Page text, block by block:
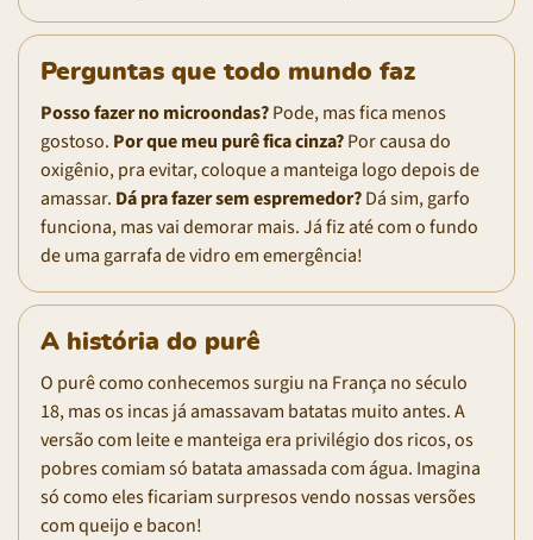
Perguntas que todo mundo faz
Posso fazer no microondas?Pode, mas fica menos
gostoso. Por que meu purê fica cinza?Por causa do
oxigênio, pra evitar, coloque a manteiga logo depois de
amassar. Dá pra fazer sem espremedor?Dá sim, garfo
funciona, mas vai demorar mais. Já fiz até com o fundo
de uma garrafa de vidro em emergência!
A história do purê
O purê como conhecemos surgiu na França no século
18, mas os incas já amassavam batatas muito antes. A
versão com leite e manteiga era privilégio dos ricos, os
pobres comiam só batata amassada com água. Imagina
só como eles ficariam surpresos vendo nossas versões
com queijo e bacon!